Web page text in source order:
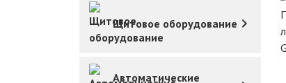
Щитовое оборудование
Автоматические